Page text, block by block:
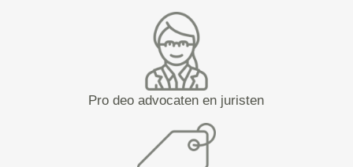
Pro deo advocaten en juristen